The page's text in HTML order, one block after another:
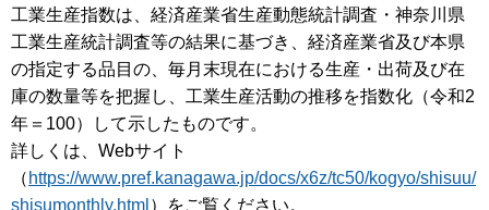
工業生産指数は、経済産業省生産動態統計調査・神奈川県
工業生産統計調査等の結果に基づき、経済産業省及び本県
の指定する品目の、毎月末現在における生産・出荷及び在
庫の数量等を把握し、工業生産活動の推移を指数化（令和2
年＝100）して示したものです。
詳しくは、Webサイト
（ https://www.pref.kanagawa.jp/docs/x6z/tc50/kogyo/shisuu/
shisumonthly.html ）をご覧ください。